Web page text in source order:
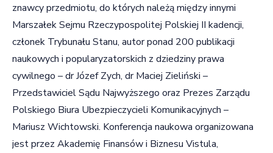
znawcy przedmiotu, do których należą między innymi
Marszałek Sejmu Rzeczypospolitej Polskiej II kadencji,
członek Trybunału Stanu, autor ponad 200 publikacji
naukowych i popularyzatorskich z dziedziny prawa
cywilnego – dr Józef Zych, dr Maciej Zieliński –
Przedstawiciel Sądu Najwyższego oraz Prezes Zarządu
Polskiego Biura Ubezpieczycieli Komunikacyjnych –
Mariusz Wichtowski. Konferencja naukowa organizowana
jest przez Akademię Finansów i Biznesu Vistula,